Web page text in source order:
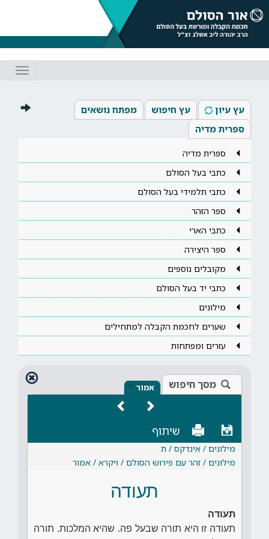
עץ עיון עץ חיפוש
מפתח נושאים
ספרית מדיה
ספרית מדיה
כתבי בעל הסולם
כתבי תלמידי בעל הסולם
ספר הזהר
כתבי הארי
ספר היצירה
מקובלים נוספים
כתבי יד בעל הסולם
מילונים
שערים לחכמת הקבלה למתחילים
עזרים ומפתחות
מסך חיפוש אמור ×
שיתוף
מילונים / אינדקס / ת
מילונים / זהר עם פירוש הסולם / ויקרא / אמור
תעודה
תעודה
תעודה זו היא תורה שבעל פה. שהיא המלכות. תורה